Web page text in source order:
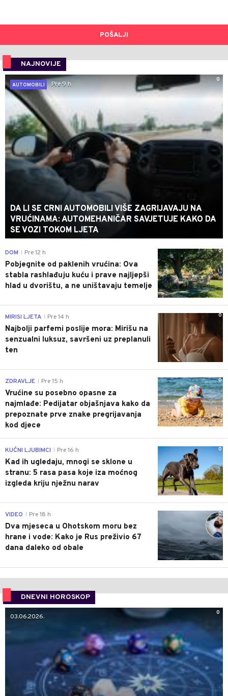
POŠALJI
NAJNOVIJE
0
AUTOMOBILI
Pre 9 h
DA LI SE CRNI AUTOMOBILI VIŠE ZAGRIJAVAJU NA
VRUĆINAMA: AUTOMEHANIČAR SAVJETUJE KAKO DA
SE VOZI TOKOM LJETA
0
DOM Pre 12 h
Pobjegnite od paklenih vrućina: Ova
stabla rashlađuju kuću i prave najljepši
hlad u dvorištu, a ne uništavaju temelje
0
MIRISI LJETA Pre 14 h
Najbolji parfemi poslije mora: Mirišu na
senzualni luksuz, savršeni uz preplanuli
ten
0
ZDRAVLJE Pre 15 h
Vrućine su posebno opasne za
najmlađe: Pedijatar objašnjava kako da
prepoznate prve znake pregrijavanja
kod djece
0
KUĆNI LJUBIMCI Pre 16 h
Kad ih ugledaju, mnogi se sklone u
stranu: 5 rasa pasa koje iza moćnog
izgleda kriju nježnu narav
0
VIDEO Pre 18 h
Dva mjeseca u Ohotskom moru bez
hrane i vode: Kako je Rus preživio 67
dana daleko od obale
DNEVNI HOROSKOP
0
03.06.2026.